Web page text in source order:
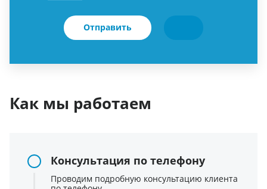
Отправить
Как мы работаем
Консультация по телефону
Проводим подробную консультацию клиента